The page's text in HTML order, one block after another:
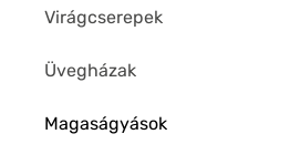
Virágcserepek
Üvegházak
Magaságyások